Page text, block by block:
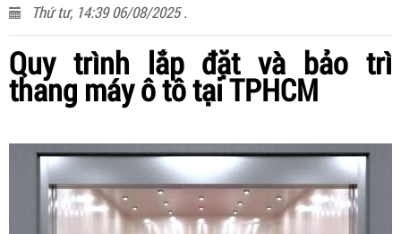
Thứ tư, 14:39 06/08/2025 .
Quy trình lắp đặt và bảo trì
thang máy ô tô tại TPHCM